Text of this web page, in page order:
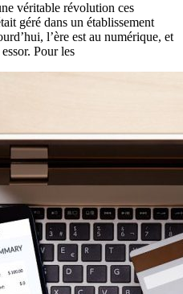
véritable révolution ces
géré dans un établissement
l’ère est au numérique, et
Pour les